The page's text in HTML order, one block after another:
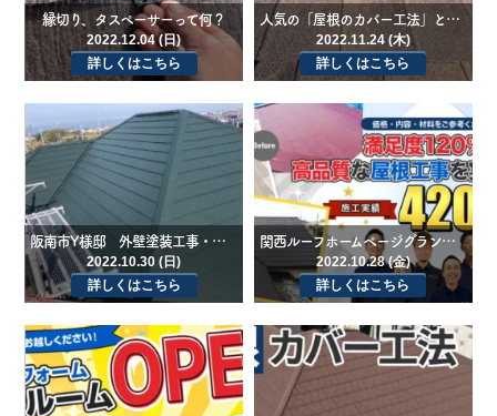
縁切り、タスペーサーって何？
2022.12.04 (日)
詳しくはこちら
人気の「屋根のカバー工法」とは？特徴・費用をご紹介
2022.11.24 (木)
詳しくはこちら
阪南市Y様邸 外壁塗装工事・屋根カバー工法工事
2022.10.30 (日)
詳しくはこちら
関西ルーフホームページグランドオープン！
2022.10.28 (金)
詳しくはこちら